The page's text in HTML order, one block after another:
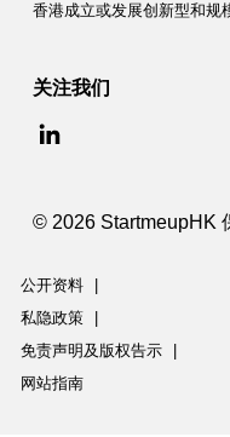
香港成立或发展创新型和规
关注我们
© 2026 StartmeupHK
公开资料
私隐政策
免责声明及版权告示
网站指南